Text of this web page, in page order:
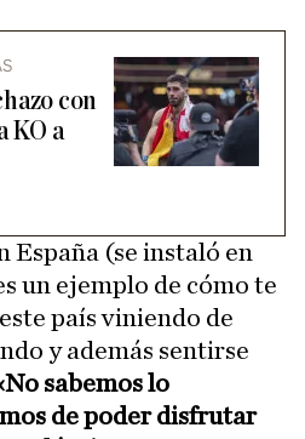
con
KO a
España (se instaló en
un ejemplo de cómo te
país viniendo de
y además sentirse
sabemos lo
de poder disfrutar